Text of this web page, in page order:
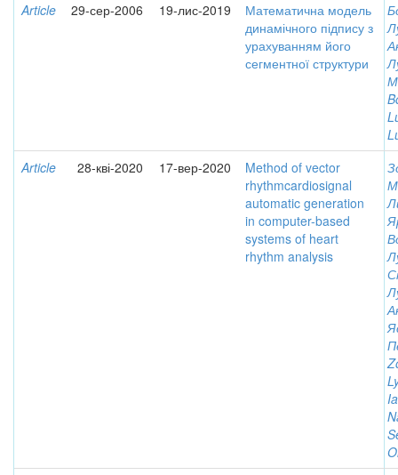
Article 29-сер-2006 19-лис-2019
Математична модель
динамічного підпису з
урахуванням його
сегментної структури
Article
28-кві-2020 17-вер-2020
Method of vector
rhythmcardiosignal
automatic generation
in computer-based
systems of heart
rhythm analysis